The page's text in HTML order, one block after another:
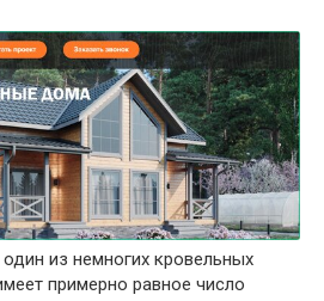
из немногих кровельных
примерно равное число